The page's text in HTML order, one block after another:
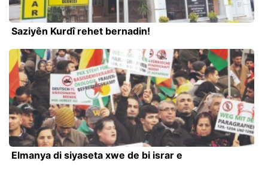
Saziyên Kurdî rehet bernadin!
Elmanya di siyaseta xwe de bi israr e